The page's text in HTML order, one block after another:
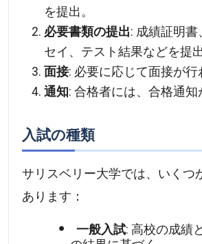
を提出。
必要書類の提出: 成績証明書
セイ、テスト結果などを提出
面接: 必要に応じて面接が行
通知: 合格者には、合格通知
入試の種類
サリスベリー大学では、いくつ
あります：
一般入試: 高校の成績